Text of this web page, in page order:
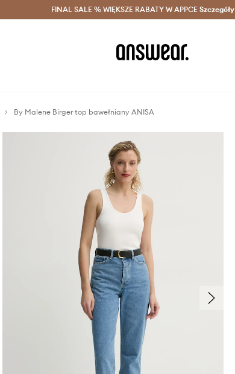
Oszczędzaj z Answear Club > Dostawa nawet w 24h >
FINAL SALE % WIĘKSZE RABATY W APPCE Szczegóły
By Malene Birger top bawełniany ANISA